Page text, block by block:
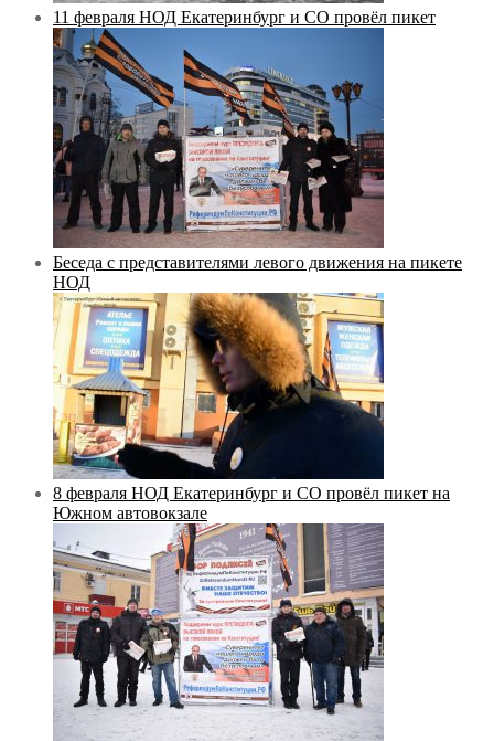
11 февраля НОД Екатеринбург и СО провёл пикет
Беседа с представителями левого движения на пикете
НОД
8 февраля НОД Екатеринбург и СО провёл пикет на
Южном автовокзале